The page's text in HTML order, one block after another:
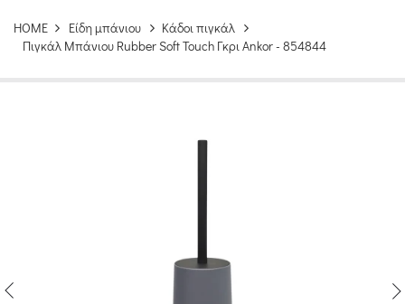
HOME Είδη μπάνιου
Κάδοι πιγκάλ
Πιγκάλ Μπάνιου Rubber Soft Touch Γκρι Ankor - 854844